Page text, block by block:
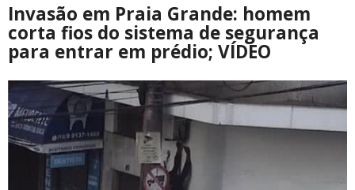
Invasão em Praia Grande: homem
corta fios do sistema de segurança
para entrar em prédio; VÍDEO